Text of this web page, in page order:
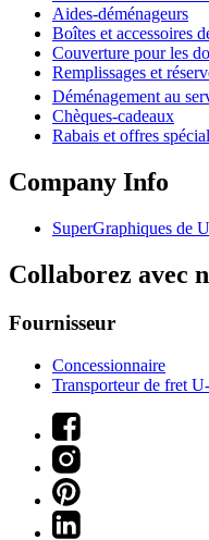
Aides-déménageurs
Boîtes et accessoires
Couverture pour les
Remplissages et
Déménagement au
Chèques-cadeaux
Rabais et offres
Company Info
SuperGraphiques de
Collaborez avec
Fournisseur
Concessionnaire
Transporteur de fret